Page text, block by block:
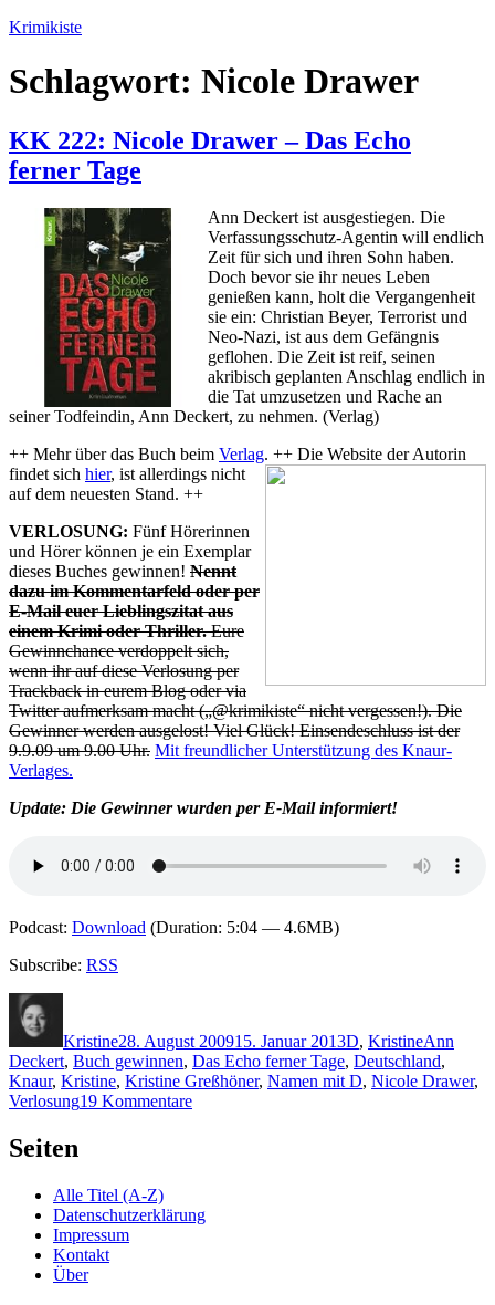
Zum
springen
Krimikiste
Schlagwort: Nicole Drawer
KK 222: Nicole Drawer – Das Echo
ferner Tage
Ann Deckert ist ausgestiegen. Die
Verfassungsschutz-Agentin will endlich
Zeit für sich und ihren Sohn haben.
Doch bevor sie ihr neues Leben
genießen kann, holt die Vergangenheit
sie ein: Christian Beyer, Terrorist und
Neo-Nazi, ist aus dem Gefängnis
geflohen. Die Zeit ist reif, seinen
akribisch geplanten Anschlag endlich in
die Tat umzusetzen und Rache an
seiner Todfeindin, Ann Deckert, zu nehmen. (Verlag)
++ Mehr über das Buch beim Verlag. ++ Die Website der Autorin
findet sich hier, ist allerdings nicht
auf dem neuesten Stand. ++
VERLOSUNG: Fünf Hörerinnen
und Hörer können je ein Exemplar
dieses Buches gewinnen! Nennt
dazu im Kommentarfeld oder per
E-Mail euer Lieblingszitat aus
einem Krimi oder Thriller.Eure
Gewinnchance verdoppelt sich,
wenn ihr auf diese Verlosung per
Trackback in eurem Blog oder via
Twitter aufmerksam macht („@krimikiste“ nicht vergessen!). Die
Gewinner werden ausgelost! Viel Glück! Einsendeschluss ist der
9.9.09 um 9.00 Uhr. Mit freundlicher Unterstützung des Knaur-
Verlages.
Update: Die Gewinner wurden per E-Mail informiert!
Podcast: Download (Duration: 5:04 — 4.6MB)
Subscribe: RSS
Kristine28. August 200915. Januar 2013D, KristineAnn
Deckert, Buch gewinnen, Das Echo ferner Tage, Deutschland,
Knaur, Kristine, Kristine Greßhöner, Namen mit D, Nicole Drawer,
Verlosung19 Kommentarezu
Das
Seiten
Alle Titel (A-Z)
Datenschutzerklärung
Impressum
Kontakt
Über